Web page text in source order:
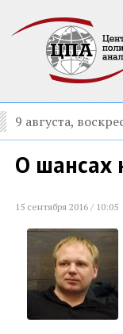
9 августа,
О шансах
15 сентября 2016 / 10:05